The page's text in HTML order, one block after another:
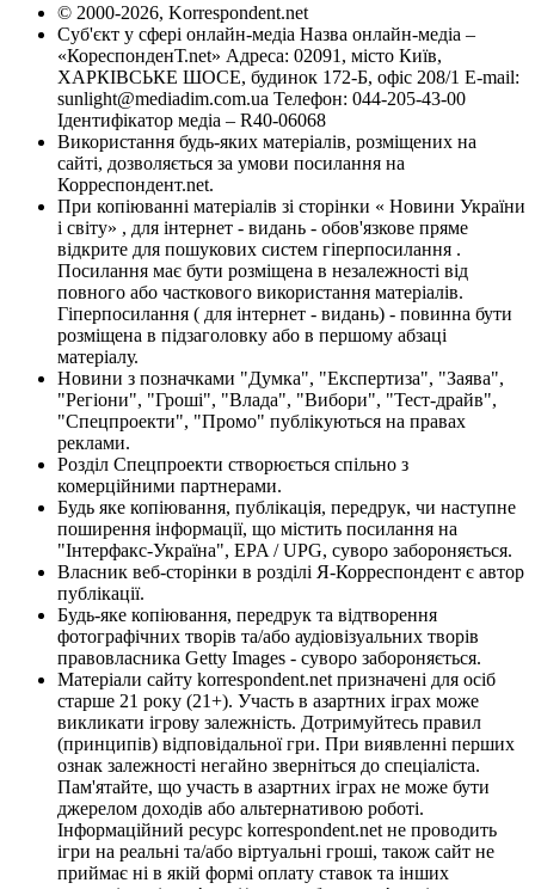
© 2000-2026, Korrespondent.net
Суб'єкт у сфері онлайн-медіа Назва онлайн-медіа –
«КореспонденТ.net» Адреса: 02091, місто Київ,
ХАРКІВСЬКЕ ШОСЕ, будинок 172-Б, офіс 208/1 E-mail:
sunlight@mediadim.com.ua Телефон: 044-205-43-00
Ідентифікатор медіа – R40-06068
Використання будь-яких матеріалів, розміщених на
сайті, дозволяється за умови посилання на
Корреспондент.net.
При копіюванні матеріалів зі сторінки « Новини України
і світу» , для інтернет - видань - обов'язкове пряме
відкрите для пошукових систем гіперпосилання .
Посилання має бути розміщена в незалежності від
повного або часткового використання матеріалів.
Гіперпосилання ( для інтернет - видань) - повинна бути
розміщена в підзаголовку або в першому абзаці
матеріалу.
Новини з позначками "Думка", "Експертиза", "Заява",
"Регіони", "Гроші", "Влада", "Вибори", "Тест-драйв",
"Спецпроекти", "Промо" публікуються на правах
реклами.
Розділ Спецпроекти створюється спільно з
комерційними партнерами.
Будь яке копіювання, публікація, передрук, чи наступне
поширення інформації, що містить посилання на
"Інтерфакс-Україна", EPA / UPG, суворо забороняється.
Власник веб-сторінки в розділі Я-Корреспондент є автор
публікації.
Будь-яке копіювання, передрук та відтворення
фотографічних творів та/або аудіовізуальних творів
правовласника Getty Images - суворо забороняється.
Матеріали сайту korrespondent.net призначені для осіб
старше 21 року (21+). Участь в азартних іграх може
викликати ігрову залежність. Дотримуйтесь правил
(принципів) відповідальної гри. При виявленні перших
ознак залежності негайно зверніться до спеціаліста.
Пам'ятайте, що участь в азартних іграх не може бути
джерелом доходів або альтернативою роботі.
Інформаційний ресурс korrespondent.net не проводить
ігри на реальні та/або віртуальні гроші, також сайт не
приймає ні в якій формі оплату ставок та інших